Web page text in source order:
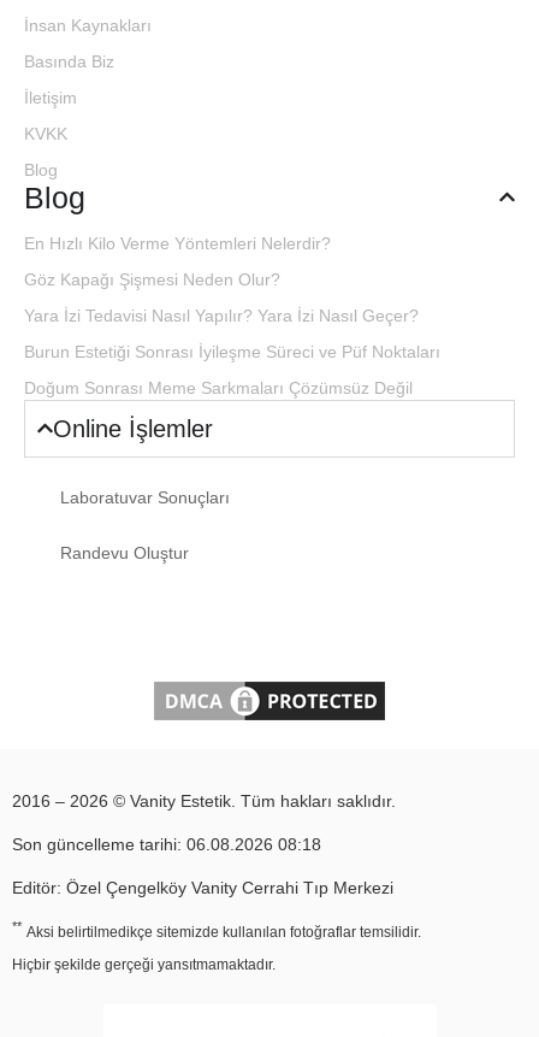
İnsan Kaynakları
Basında Biz
İletişim
KVKK
Blog
Blog
En Hızlı Kilo Verme Yöntemleri Nelerdir?
Göz Kapağı Şişmesi Neden Olur?
Yara İzi Tedavisi Nasıl Yapılır? Yara İzi Nasıl Geçer?
Burun Estetiği Sonrası İyileşme Süreci ve Püf Noktaları
Doğum Sonrası Meme Sarkmaları Çözümsüz Değil
Online İşlemler
Laboratuvar Sonuçları
Randevu Oluştur
2016 – 2026 © Vanity Estetik. Tüm hakları saklıdır.
Son güncelleme tarihi: 06.08.2026 08:18
Editör: Özel Çengelköy Vanity Cerrahi Tıp Merkezi
** Aksi belirtilmedikçe sitemizde kullanılan fotoğraflar temsilidir.
Hiçbir şekilde gerçeği yansıtmamaktadır.